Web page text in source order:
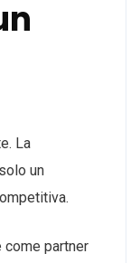
La
un
come partner